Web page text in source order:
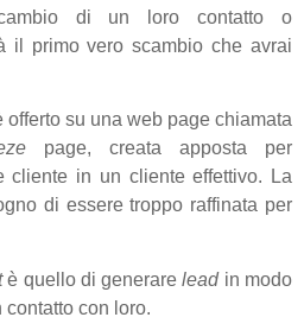
di un loro contatto o
il primo vero scambio che avrai
su una web page chiamata
page, creata apposta per
cliente in un cliente effettivo. La
di essere troppo raffinata per
è quello di generareleadin modo
con loro.